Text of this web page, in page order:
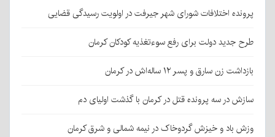
پرونده اختلافات شورای شهر جیرفت در اولویت رسیدگی قضایی
طرح جدید دولت برای رفع سوءتغذیه کودکان کرمان
بازداشت زن سارق و پسر ۱۲ ساله‌اش در کرمان
سازش در سه پرونده قتل در کرمان با گذشت اولیای دم
وزش باد و خیزش گردوخاک در نیمه شمالی و شرق کرمان